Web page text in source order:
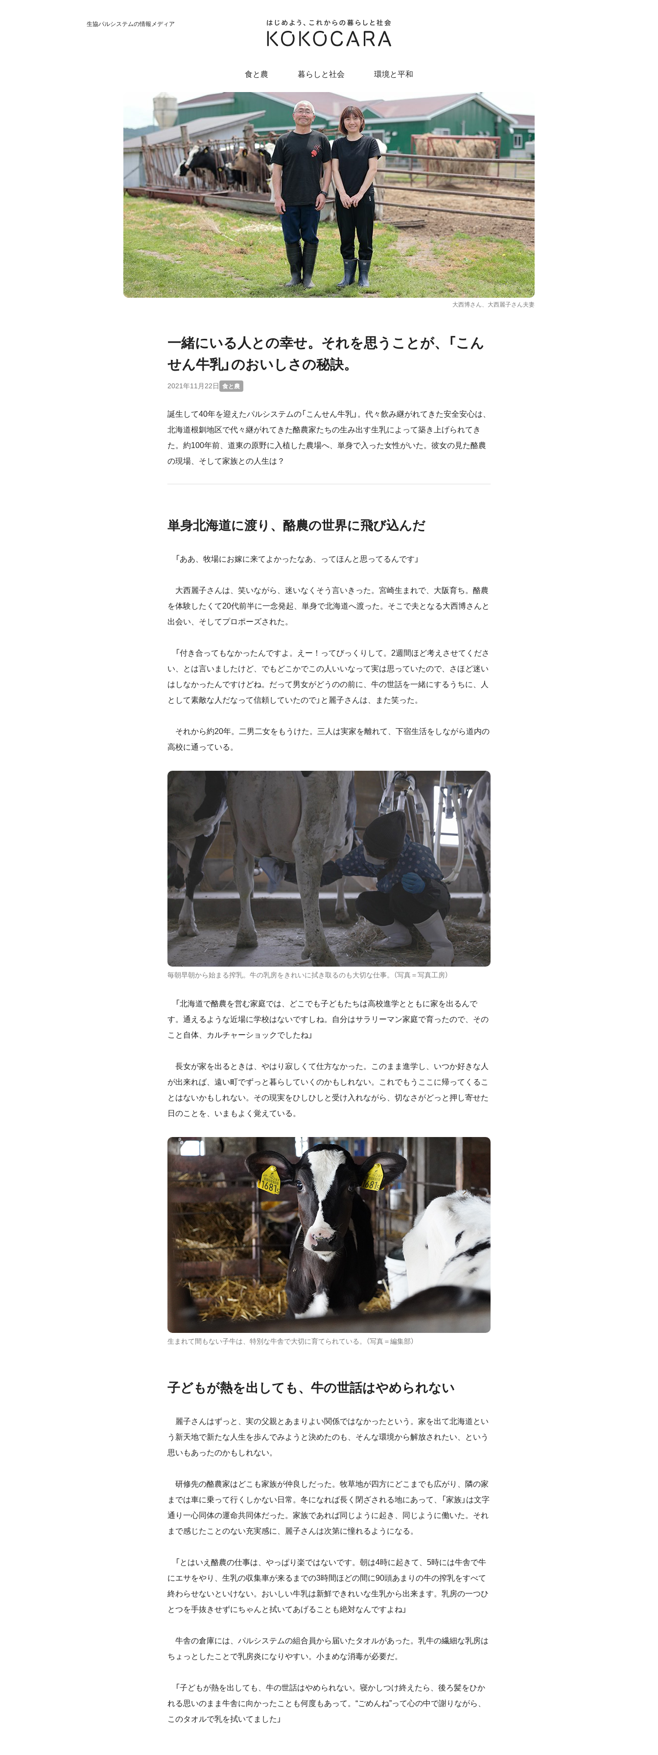
生協パルシステムの情報メディア
食と農 暮らしと社会 環境と平和
大西博さん、大西麗子さん夫妻
一緒にいる人との幸せ。それを思うことが、「こん
せん牛乳」のおいしさの秘訣。
2021年11月22日 食と農
誕生して40年を迎えたパルシステムの「こんせん牛乳」。代々飲み継がれてきた安全安心は、
北海道根釧地区で代々継がれてきた酪農家たちの生み出す生乳によって築き上げられてき
た。約100年前、道東の原野に入植した農場へ、単身で入った女性がいた。彼女の見た酪農
の現場、そして家族との人生は？
単身北海道に渡り、酪農の世界に飛び込んだ
「ああ、牧場にお嫁に来てよかったなあ、ってほんと思ってるんです」
大西麗子さんは、笑いながら、迷いなくそう言いきった。宮崎生まれで、大阪育ち。酪農
を体験したくて20代前半に一念発起、単身で北海道へ渡った。そこで夫となる大西博さんと
出会い、そしてプロポーズされた。
「付き合ってもなかったんですよ。えー！ってびっくりして。2週間ほど考えさせてくださ
い、とは言いましたけど、でもどこかでこの人いいなって実は思っていたので、さほど迷い
はしなかったんですけどね。だって男女がどうのの前に、牛の世話を一緒にするうちに、人
として素敵な人だなって信頼していたので」と麗子さんは、また笑った。
それから約20年。二男二女をもうけた。三人は実家を離れて、下宿生活をしながら道内の
高校に通っている。
毎朝早朝から始まる搾乳。牛の乳房をきれいに拭き取るのも大切な仕事。（写真＝写真工房）
「北海道で酪農を営む家庭では、どこでも子どもたちは高校進学とともに家を出るんで
す。通えるような近場に学校はないですしね。自分はサラリーマン家庭で育ったので、その
こと自体、カルチャーショックでしたね」
長女が家を出るときは、やはり寂しくて仕方なかった。このまま進学し、いつか好きな人
が出来れば、遠い町でずっと暮らしていくのかもしれない。これでもうここに帰ってくるこ
とはないかもしれない。その現実をひしひしと受け入れながら、切なさがどっと押し寄せた
日のことを、いまもよく覚えている。
生まれて間もない子牛は、特別な牛舎で大切に育てられている。（写真＝編集部）
子どもが熱を出しても、牛の世話はやめられない
麗子さんはずっと、実の父親とあまりよい関係ではなかったという。家を出て北海道とい
う新天地で新たな人生を歩んでみようと決めたのも、そんな環境から解放されたい、という
思いもあったのかもしれない。
研修先の酪農家はどこも家族が仲良しだった。牧草地が四方にどこまでも広がり、隣の家
までは車に乗って行くしかない日常。冬になれば長く閉ざされる地にあって、「家族」は文字
通り一心同体の運命共同体だった。家族であれば同じように起き、同じように働いた。それ
まで感じたことのない充実感に、麗子さんは次第に憧れるようになる。
「とはいえ酪農の仕事は、やっぱり楽ではないです。朝は4時に起きて、5時には牛舎で牛
にエサをやり、生乳の収集車が来るまでの3時間ほどの間に90頭あまりの牛の搾乳をすべて
終わらせないといけない。おいしい牛乳は新鮮できれいな生乳から出来ます。乳房の一つひ
とつを手抜きせずにちゃんと拭いてあげることも絶対なんですよね」
牛舎の倉庫には、パルシステムの組合員から届いたタオルがあった。乳牛の繊細な乳房は
ちょっとしたことで乳房炎になりやすい。小まめな消毒が必要だ。
「子どもが熱を出しても、牛の世話はやめられない。寝かしつけ終えたら、後ろ髪をひか
れる思いのまま牛舎に向かったことも何度もあって。“ごめんね”って心の中で謝りながら、
このタオルで乳を拭いてました」